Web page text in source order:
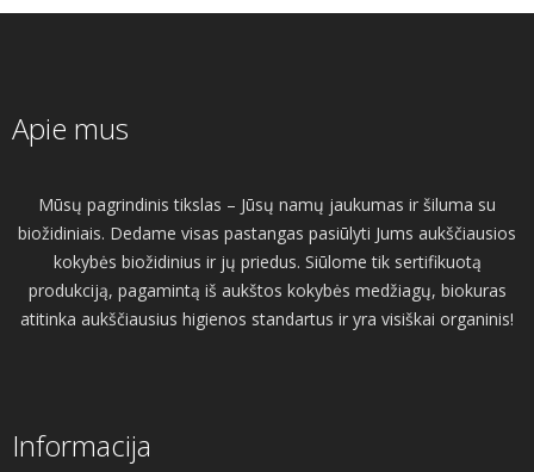
Apie mus
Mūsų pagrindinis tikslas – Jūsų namų jaukumas ir šiluma su
biožidiniais. Dedame visas pastangas pasiūlyti Jums aukščiausios
kokybės biožidinius ir jų priedus. Siūlome tik sertifikuotą
produkciją, pagamintą iš aukštos kokybės medžiagų, biokuras
atitinka aukščiausius higienos standartus ir yra visiškai organinis!
Informacija